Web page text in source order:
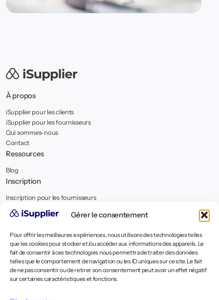
Gérer le consentement
Pour offrir les meilleures expériences, nous utilisons des technologies telles
que les cookies pour stocker et/ou accéder aux informations des appareils. Le
fait de consentir à ces technologies nous permettra de traiter des données
telles que le comportement de navigation ou les ID uniques sur ce site. Le fait
de ne pas consentir ou de retirer son consentement peut avoir un effet négatif
sur certaines caractéristiques et fonctions.
À propos
iSupplier pour les clients
iSupplier pour les fournisseurs
Qui sommes-nous
Contact
Ressources
Blog
Inscription
Inscription pour les fournisseurs
Demander une démo pour les clients
Légal
Mentions légales
Politique de confidentialité
Politique de cookies
CGU / CGV